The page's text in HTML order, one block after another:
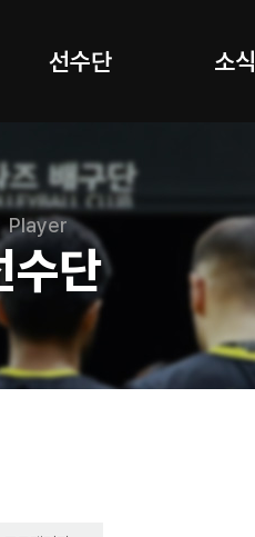
선수단 소식